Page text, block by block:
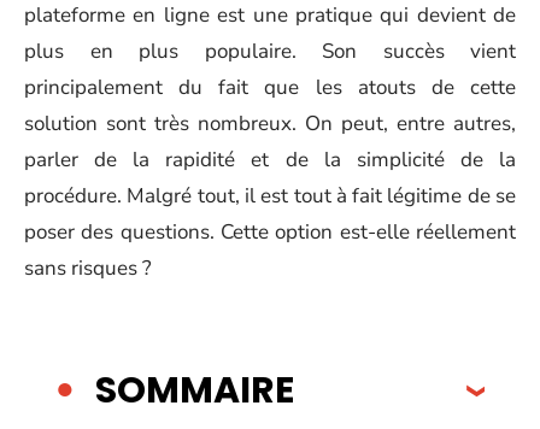
plateforme en ligne est une pratique qui devient de
plus en plus populaire. Son succès vient
principalement du fait que les atouts de cette
solution sont très nombreux. On peut, entre autres,
parler de la rapidité et de la simplicité de la
procédure. Malgré tout, il est tout à fait légitime de se
poser des questions. Cette option est-elle réellement
sans risques ?
SOMMAIRE